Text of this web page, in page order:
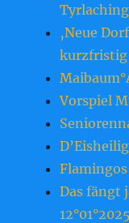
Tyrlaching
‚Neue
kurzfristig
Vorspiel
Das fängt
12°01°2025